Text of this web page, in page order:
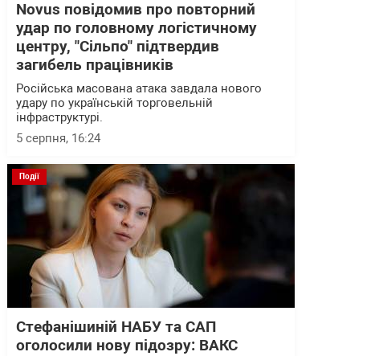
Novus повідомив про повторний
удар по головному логістичному
центру, "Сільпо" підтвердив
загибель працівників
Російська масована атака завдала нового
удару по українській торговельній
інфраструктурі.
5 серпня, 16:24
Події
Стефанішиній НАБУ та САП
оголосили нову підозру: ВАКС